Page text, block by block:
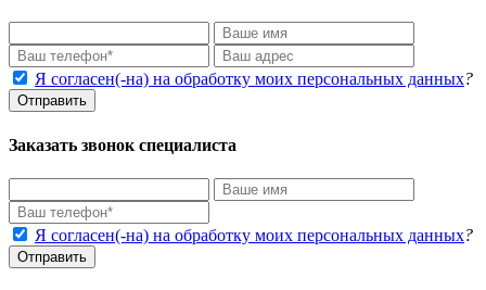
Я согласен(-на) на обработку моих персональных данных?
Отправить
Заказать звонок специалиста
Я согласен(-на) на обработку моих персональных данных?
Отправить